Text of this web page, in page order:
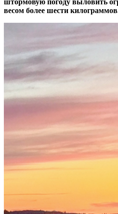
весом более шести